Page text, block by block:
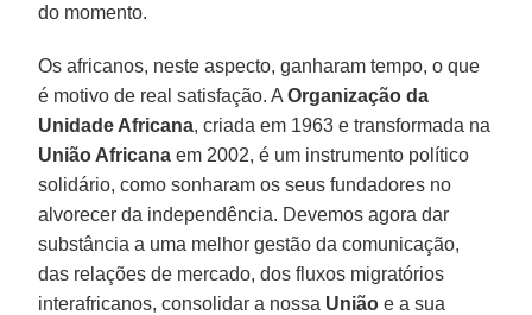
do momento.
Os africanos, neste aspecto, ganharam tempo, o que
é motivo de real satisfação. AOrganização da
Unidade Africana, criada em 1963 e transformada na
União Africana em 2002, é um instrumento político
solidário, como sonharam os seus fundadores no
alvorecer da independência. Devemos agora dar
substância a uma melhor gestão da comunicação,
das relações de mercado, dos fluxos migratórios
interafricanos, consolidar a nossa União e a sua